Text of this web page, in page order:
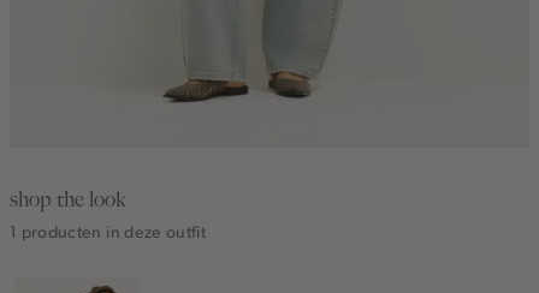
shop the look
1 producten in deze outfit